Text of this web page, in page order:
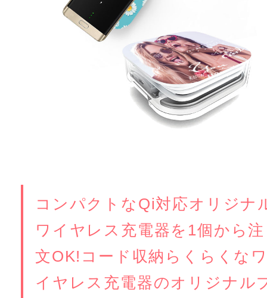
コンパクトなQi対応オリジナ
ワイヤレス充電器を1個から注
文OK!コード収納らくらくな
イヤレス充電器のオリジナル